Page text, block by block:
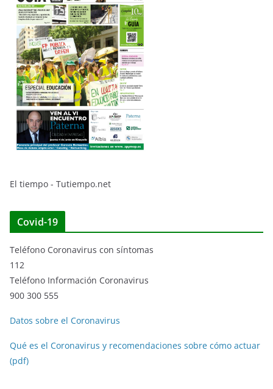
El tiempo - Tutiempo.net
Covid-19
Teléfono Coronavirus con síntomas
112
Teléfono Información Coronavirus
900 300 555
Datos sobre el Coronavirus
Qué es el Coronavirus y recomendaciones sobre cómo actuar
(pdf)